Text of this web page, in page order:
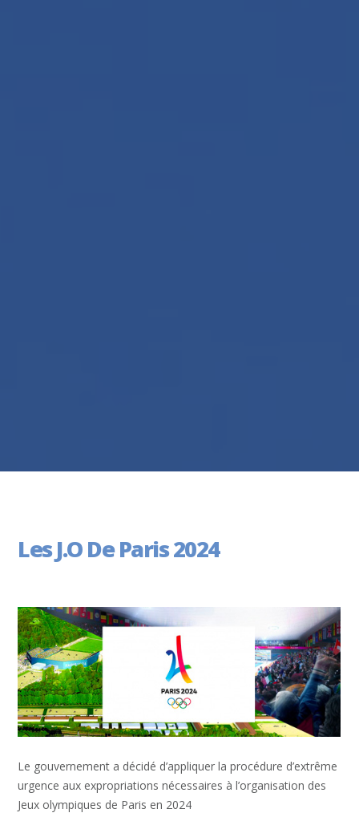
Les J.O De Paris 2024
Le gouvernement a décidé d’appliquer la procédure d’extrême
urgence aux expropriations nécessaires à l’organisation des
Jeux olympiques de Paris en 2024